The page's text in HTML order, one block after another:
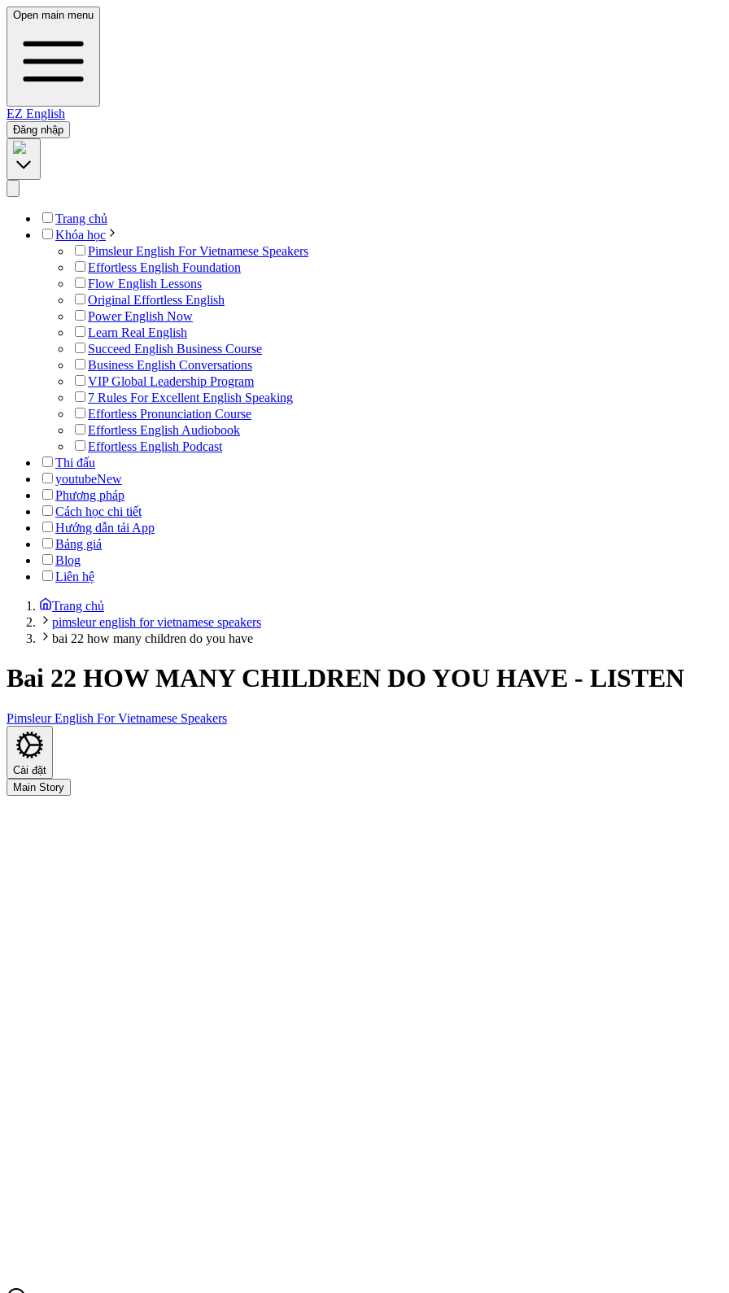
Open main menu
EZ English
Đăng nhập
Trang chủ
Khóa học
Pimsleur English For Vietnamese Speakers
Effortless English Foundation
Flow English Lessons
Original Effortless English
Power English Now
Learn Real English
Succeed English Business Course
Business English Conversations
VIP Global Leadership Program
7 Rules For Excellent English Speaking
Effortless Pronunciation Course
Effortless English Audiobook
Effortless English Podcast
Thi đấu
youtubeNew
Phương pháp
Cách học chi tiết
Hướng dẫn tải App
Bảng giá
Blog
Liên hệ
Trang chủ
pimsleur english for vietnamese speakers
bai 22 how many children do you have
Bai 22 HOW MANY CHILDREN DO YOU HAVE - LISTEN
Pimsleur English For Vietnamese Speakers
Cài đặt
Main Story